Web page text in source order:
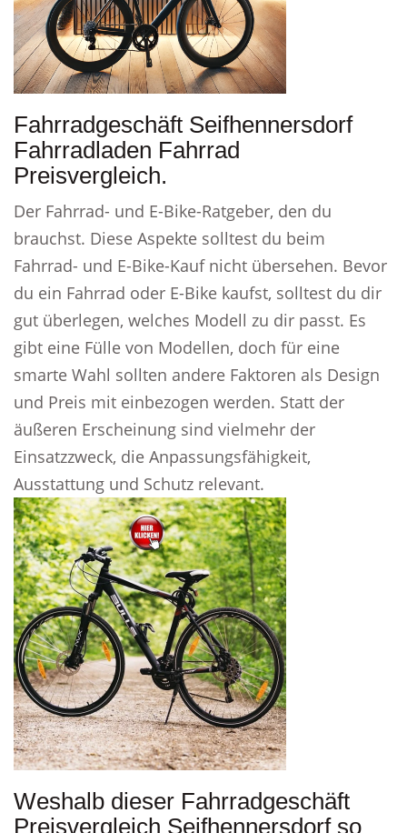
Fahrradgeschäft Seifhennersdorf
Fahrradladen Fahrrad
Preisvergleich.
Der Fahrrad- und E-Bike-Ratgeber, den du
brauchst. Diese Aspekte solltest du beim
Fahrrad- und E-Bike-Kauf nicht übersehen. Bevor
du ein Fahrrad oder E-Bike kaufst, solltest du dir
gut überlegen, welches Modell zu dir passt. Es
gibt eine Fülle von Modellen, doch für eine
smarte Wahl sollten andere Faktoren als Design
und Preis mit einbezogen werden. Statt der
äußeren Erscheinung sind vielmehr der
Einsatzzweck, die Anpassungsfähigkeit,
Ausstattung und Schutz relevant.
Weshalb dieser Fahrradgeschäft
Preisvergleich Seifhennersdorf so